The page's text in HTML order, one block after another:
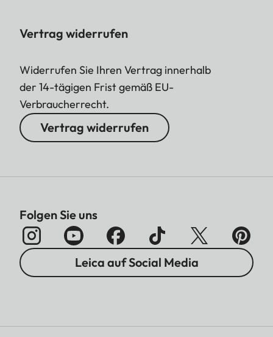
Vertrag widerrufen
Widerrufen Sie Ihren Vertrag innerhalb
der 14-tägigen Frist gemäß EU-
Verbraucherrecht.
Vertrag widerrufen
Folgen Sie uns
Leica auf Social Media